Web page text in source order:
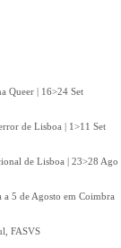
Queer | 16>24 Set
de Lisboa | 1>11 Set
de Lisboa | 23>28 Ago
5 de Agosto em Coimbra
FASVS